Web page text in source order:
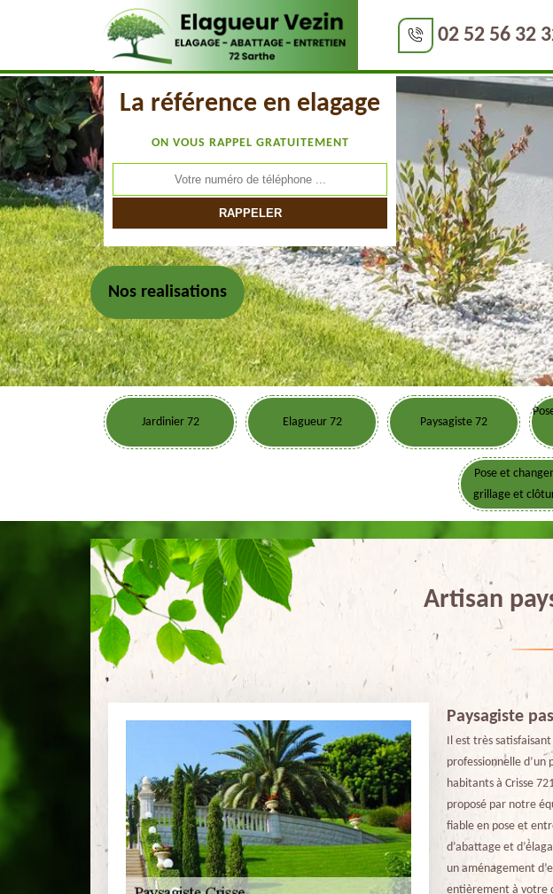
02 52 56 32
La référence en elagage
ON VOUS RAPPEL GRATUITEMENT
Nos realisations
Jardinier 72 Elagueur 72 Paysagiste 72
Pose et
grillage et
Artisan
Paysagiste
Il est très
professionnelle d’un
habitants à Crisse
proposé par notre
fiable en pose et
d’abattage et
un aménagement
entièrement à votre